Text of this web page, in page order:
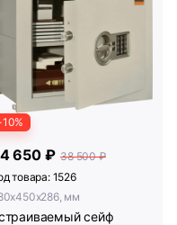
650 ₽ 38 500 ₽
товара: 1526
мм
сейф